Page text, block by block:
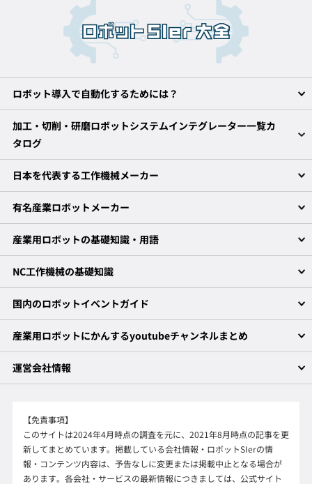
ロボット導入で自動化するためには？
加工・切削・研磨ロボットシステムインテグレーター一覧カ
タログ
日本を代表する工作機械メーカー
有名産業ロボットメーカー
産業用ロボットの基礎知識・用語
NC工作機械の基礎知識
国内のロボットイベントガイド
産業用ロボットにかんするyoutubeチャンネルまとめ
運営会社情報
【免責事項】
このサイトは2024年4月時点の調査を元に、2021年8月時点の記事を更
新してまとめています。掲載している会社情報・ロボットSIerの情
報・コンテンツ内容は、予告なしに変更または掲載中止となる場合が
あります。各会社・サービスの最新情報につきましては、公式サイト